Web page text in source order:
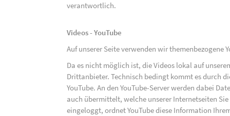
verantwortlich.
Videos - YouTube
Auf unserer Seite verwenden wir
Da es nicht möglich ist, die Videos lokal auf
Drittanbieter. Technisch bedingt kommt es durch
YouTube. An den YouTube-Server werden dabei
auch übermittelt, welche unserer Internetseiten
eingeloggt, ordnet YouTube diese Information